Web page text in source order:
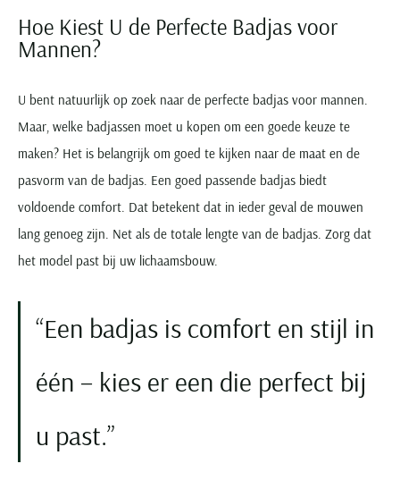
Hoe Kiest U de Perfecte Badjas voor
Mannen?
U bent natuurlijk op zoek naar de perfecte badjas voor mannen.
Maar, welke badjassen moet u kopen om een goede keuze te
maken? Het is belangrijk om goed te kijken naar de maat en de
pasvorm van de badjas. Een goed passende badjas biedt
voldoende comfort. Dat betekent dat in ieder geval de mouwen
lang genoeg zijn. Net als de totale lengte van de badjas. Zorg dat
het model past bij uw lichaamsbouw.
Een badjas is comfort en stijl in
één – kies er een die perfect bij
u past.